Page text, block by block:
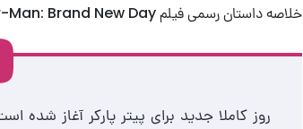
خلاصه داستان رسمی فیلم Spider-Man: Brand New Day به شرح زیر است:
روز کاملا جدید برای پیتر پارکر آغاز